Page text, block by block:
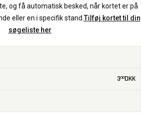
og få automatisk besked, når kortet er på
eller en i specifik stand. Tilføj kortet til din
søgeliste her
300DKK